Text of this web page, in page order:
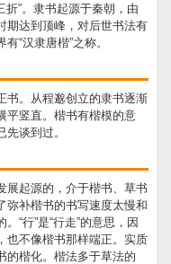
折”。隶书起源于秦朝，由
期达到顶峰，对后世书法有
“汉隶唐楷”之称。
书。从程邈创立的隶书逐渐
平竖直。楷书有楷模的意
谈到过。
展起源的，介于楷书、草书
弥补楷书的书写速度太慢和
“行”是“行走”的意思，因
也不像楷书那样端正。实质
的楷化。楷法多于草法的